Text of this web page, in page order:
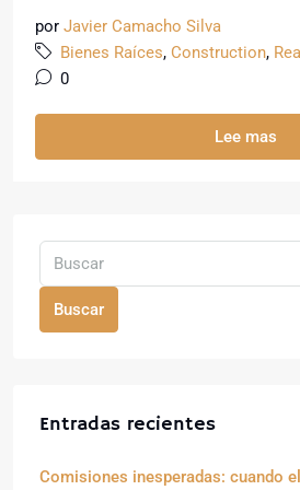
por Javier Camacho Silva
Bienes Raíces, Construction,
0
Lee mas
Buscar
Entradas recientes
Comisiones inesperadas: cuando